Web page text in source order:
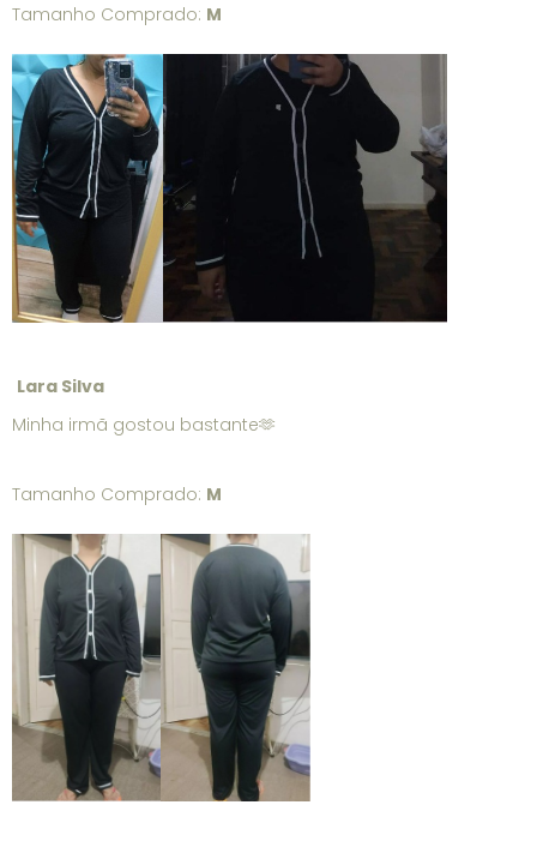
Tamanho Comprado: M
Lara Silva
Minha irmã gostou bastante🫶
Tamanho Comprado: M